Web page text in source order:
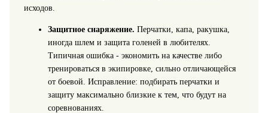
исходов.
Защитное снаряжение. Перчатки, капа, ракушка,
иногда шлем и защита голеней в любителях.
Типичная ошибка - экономить на качестве либо
тренироваться в экипировке, сильно отличающейся
от боевой. Исправление: подбирать перчатки и
защиту максимально близкие к тем, что будут на
соревнованиях.